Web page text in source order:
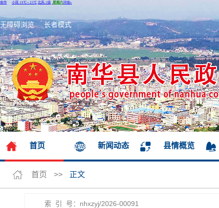
无障碍浏览 长者模式
首页 新闻动态 县情概览
首页 >> 正文
索 引 号：nhxzyj/2026-00091